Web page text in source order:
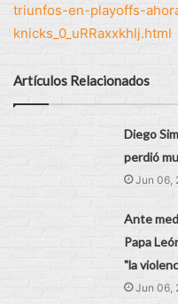
triunfos-en-playoffs-
knicks_0_uRRaxxkhlj.html
Artículos Relacionados
Diego
perdió
Jun 06,
Ante
Papa
"la
Jun 06,